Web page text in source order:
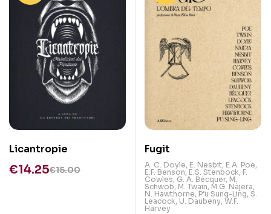
Licantropie
€15.00
€14.25
Fugit
A. C. Doyle, E. Nesbit, E.A. Poe,
E.F. Benson, E.S. Stenbock, F.
Cowles, G. A. Bécquer, M.
Schwob, M. Twain, M.G. Nàjera,
N. Hawthorne, P’u Sung-Ling, S.
Leacock, U. Daubeny, W.F.
Harvey